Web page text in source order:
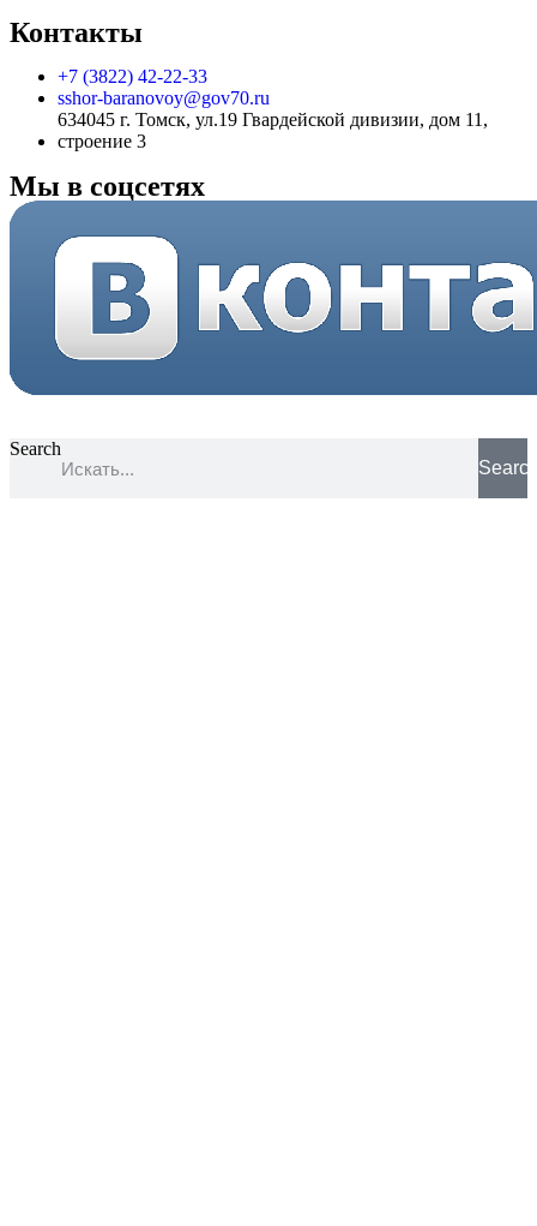
Контакты
+7 (3822) 42-22-33
sshor-baranovoy@gov70.ru
634045 г. Томск, ул.19 Гвардейской дивизии, дом 11,
строение 3
Мы в соцсетях
Search